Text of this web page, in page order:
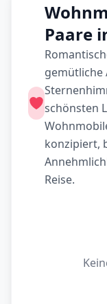
Paare
gemütliche
schönsten
konzipiert,
Reise.